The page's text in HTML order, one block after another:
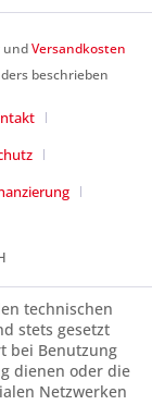
undVersandkosten
beschrieben
technischen
stets gesetzt
bei Benutzung
dienen oder die
Netzwerken